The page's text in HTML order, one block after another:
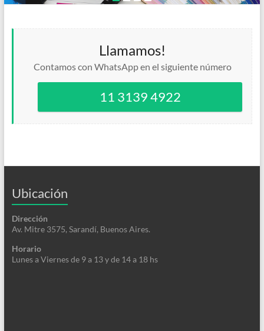
Llamamos!
Contamos con WhatsApp en el siguiente número
11 3139 4922
Ubicación
Dirección
Av. Mitre 3575, Sarandí, Buenos Aires.
Horario
Lunes a Viernes de 9 a 13 y de 14 a 18 hs